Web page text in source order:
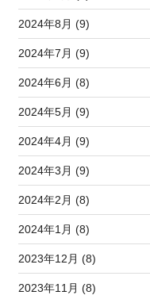
2024年8月 (9)
2024年7月 (9)
2024年6月 (8)
2024年5月 (9)
2024年4月 (9)
2024年3月 (9)
2024年2月 (8)
2024年1月 (8)
2023年12月 (8)
2023年11月 (8)